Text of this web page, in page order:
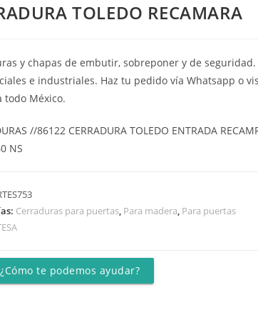
TOLEDO RECAMARA
y chapas de embutir, sobreponer y de
e industriales. Haz tu pedido vía Whatsapp o
todo México.
//86122 CERRADURA TOLEDO ENTRADA
NS
Cerraduras para puertas, Para madera, Para puertas
¿Cómo te podemos ayudar?